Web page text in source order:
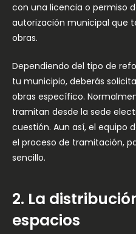
con una licencia o permiso
autorización municipal que
obras.
Dependiendo del tipo de
tu municipio, deberás
obras específico.
tramitan desde la sede
cuestión. Aun así, el equipo
el proceso de tramitación,
sencillo.
2. La
espacios